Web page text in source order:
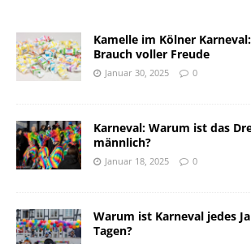
Kamelle im Kölner
Brauch voller Freude
Januar 30, 2025 0
Karneval: Warum ist das
männlich?
Januar 18, 2025 0
Warum ist Karneval jedes
Tagen?